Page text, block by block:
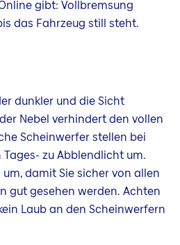
gibt: Vollbremsung
das Fahrzeug still steht.
dunkler und die Sicht
Nebel verhindert den vollen
Scheinwerfer stellen bei
zu Abblendlicht um.
damit Sie sicher von allen
gut gesehen werden. Achten
Laub an den Scheinwerfern